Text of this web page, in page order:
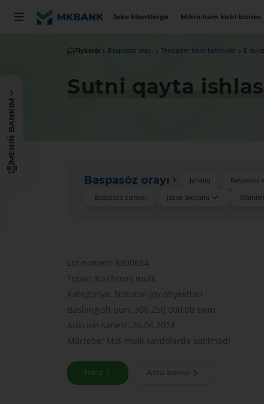
Jeke klientlerge Mikro hám kishi biznes
MENIŃ BANKIM
Tiykarǵı Baspasóz orayı Tenderler hám tańlawlar E-
Sutni qayta
Baspasóz orayı Jańalıq Baspasóz
Baspasóz xızmeti
Jaslar awqamı
Lot nomeri: 8800684
Topar: Koʻchmas mulk
Kategoriya: Noturar-joy obyektlari
Baslanǵısh qun: 306 250 000.00 swm
Aukcion sánesi: 26.04.2024
Mártebe: Mol-mulk savdolarda sotilmadi
Tolıq Arza beriw